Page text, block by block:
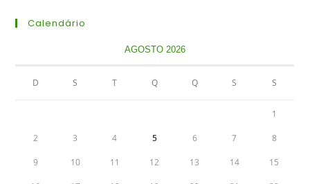
Calendário
AGOSTO 2026
D S T Q Q S S
1
2 3 4 5 6 7 8
9 10 11 12 13 14 15